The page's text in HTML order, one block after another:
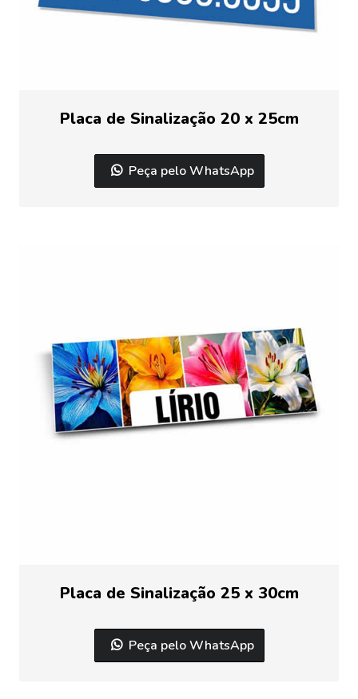
Placa de Sinalização 20 x 25cm
Peça pelo WhatsApp
Placa de Sinalização 25 x 30cm
Peça pelo WhatsApp